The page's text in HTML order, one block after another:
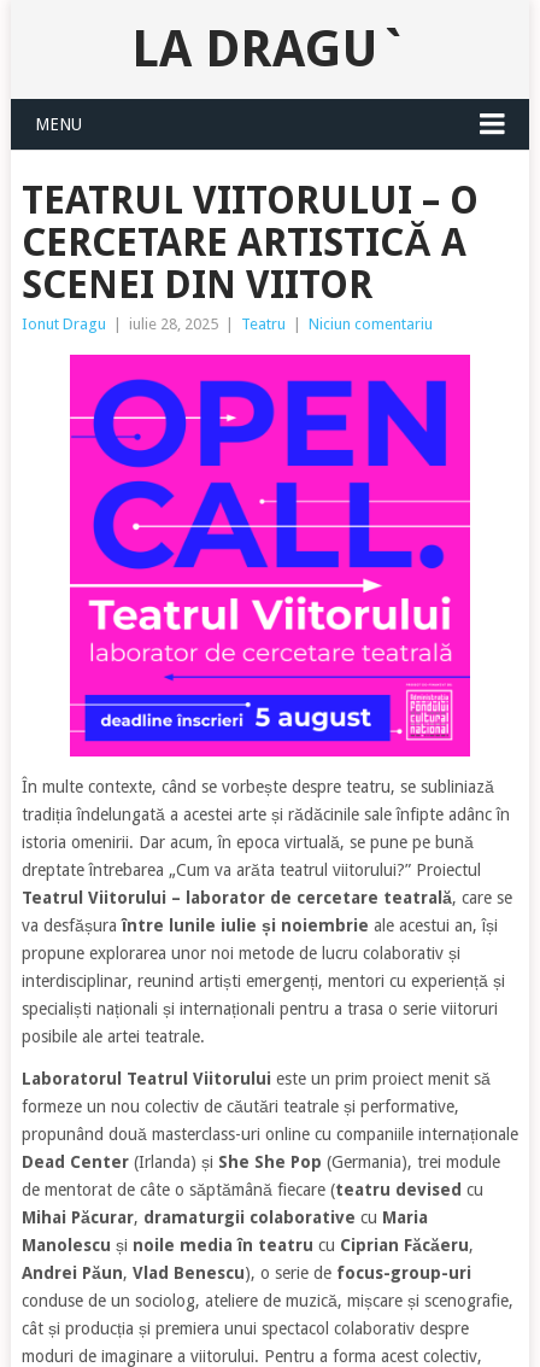
LA DRAGU`
MENU
TEATRUL VIITORULUI – O
CERCETARE ARTISTICĂ A
SCENEI DIN VIITOR
Ionut Dragu iulie 28, 2025 Teatru Niciun comentariu
În multe contexte, când se vorbește despre teatru, se subliniază
tradiția îndelungată a acestei arte și rădăcinile sale înfipte adânc în
istoria omenirii. Dar acum, în epoca virtuală, se pune pe bună
dreptate întrebarea „Cum va arăta teatrul viitorului?” Proiectul
Teatrul Viitorului – laborator de cercetare teatrală, care se
va desfășuraîntre lunile iulie și noiembrie ale acestui an, își
propune explorarea unor noi metode de lucru colaborativ și
interdisciplinar, reunind artiști emergenți, mentori cu experiență și
specialiști naționali și internaționali pentru a trasa o serie viitoruri
posibile ale artei teatrale.
Laboratorul Teatrul Viitorului este un prim proiect menit să
formeze un nou colectiv de căutări teatrale și performative,
propunând două masterclass-uri online cu companiile internaționale
Dead Center (Irlanda) și She She Pop (Germania), trei module
de mentorat de câte o săptămână fiecare (teatru devised cu
Mihai Păcurar, dramaturgii colaborative cu Maria
Manolescu și noile media în teatru cu Ciprian Făcăeru,
Andrei Păun, Vlad Benescu), o serie de focus-group-uri
conduse de un sociolog, ateliere de muzică, mișcare și scenografie,
cât și producția și premiera unui spectacol colaborativ despre
moduri de imaginare a viitorului. Pentru a forma acest colectiv,